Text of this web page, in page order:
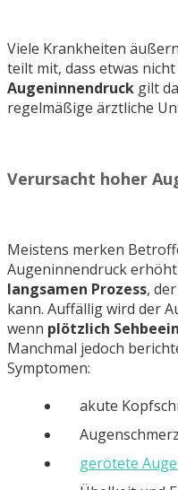
Viele Krankheiten
teilt mit, dass etwas
Augeninnendruck gilt
regelmäßige ärztliche
Verursacht hoher
Meistens merken
Augeninnendruck
langsamen Prozess,
kann. Auffällig wird der
wenn plötzlich
Manchmal jedoch
Symptomen:
akute
gerötete